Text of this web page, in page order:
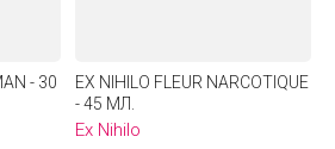
- 30
EX NIHILO FLEUR NARCOTIQUE
- 45 МЛ.
Ex Nihilo